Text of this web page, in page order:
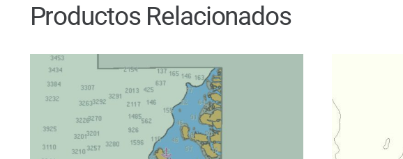
Productos Relacionados